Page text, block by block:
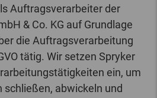
Auftragsverarbeiter der
& Co. KG auf Grundlage
die Auftragsverarbeitung
tätig. Wir setzen Spryker
ein, um
schließen, abwickeln und